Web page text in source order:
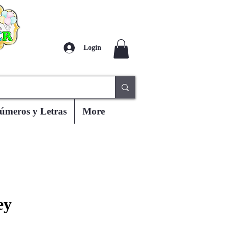
Login
y Letras More